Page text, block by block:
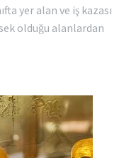
yer alan ve iş kazası
olduğu alanlardan